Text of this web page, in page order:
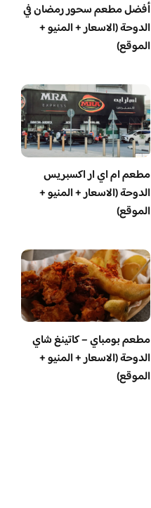
أفضل مطعم سحور رمضان في
الدوحة (الاسعار + المنيو +
الموقع)
مطعم ام اي ار اكسبريس
الدوحة (الاسعار + المنيو +
الموقع)
مطعم بومباي – كاتينغ شاي
الدوحة (الاسعار + المنيو +
الموقع)